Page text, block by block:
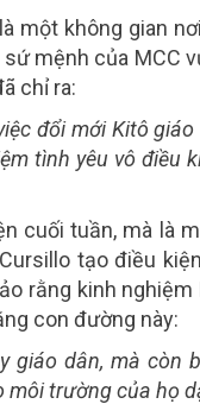
một không gian
mệnh của MCC
chỉ ra:
đổi mới Kitô
tình yêu vô điều
cuối tuần, mà là
tạo điều
rằng kinh
con đường này:
giáo dân, mà còn
trường của họ